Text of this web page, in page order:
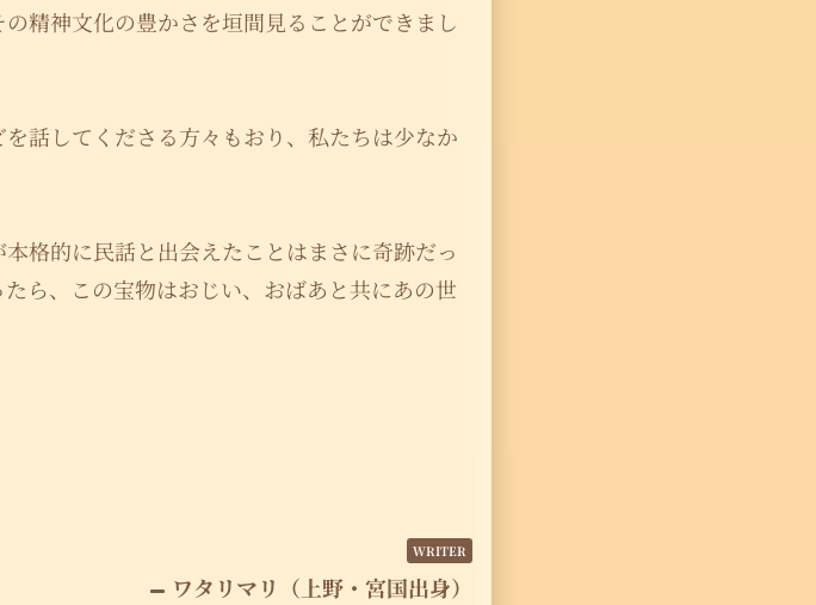
精神文化の豊かさを垣間見ることができまし
話してくださる方々もおり、私たちは少なか
格的に民話と出会えたことはまさに奇跡だっ
ら、この宝物はおじい、おばあと共にあの世
ワタリマリ（上野・宮国出身）